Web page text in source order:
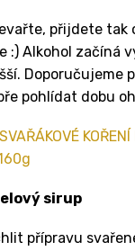
přijdete tak
:) Alkohol začíná
Doporučujeme
pohlídat dobu
sirup
přípravu